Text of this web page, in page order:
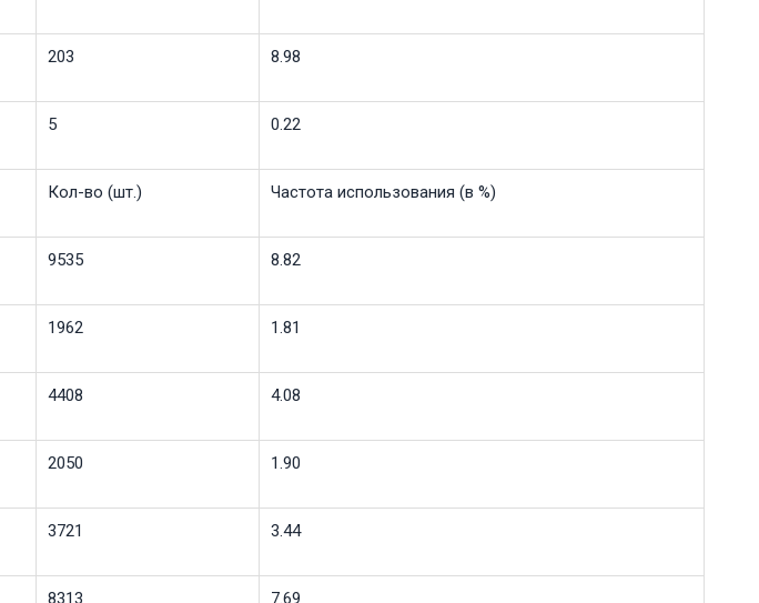
203 8.98
5 0.22
Кол-во (шт.) Частота использования (в %)
9535 8.82
1962 1.81
4408 4.08
2050 1.90
3721 3.44
8313 7.69